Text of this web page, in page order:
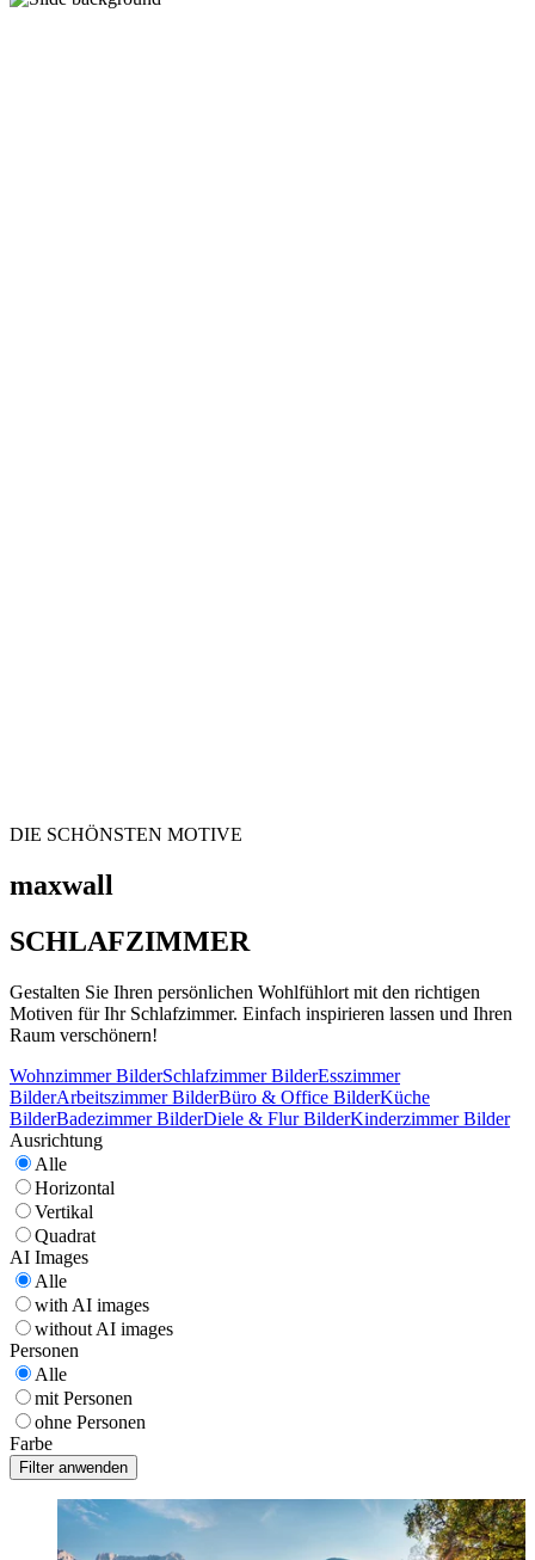
DIE SCHÖNSTEN MOTIVE
maxwall
SCHLAFZIMMER
Gestalten Sie Ihren persönlichen Wohlfühlort mit den richtigen
Motiven für Ihr Schlafzimmer. Einfach inspirieren lassen und Ihren
Raum verschönern!
Wohnzimmer BilderSchlafzimmer BilderEsszimmer
BilderArbeitszimmer BilderBüro & Office BilderKüche
BilderBadezimmer BilderDiele & Flur BilderKinderzimmer Bilder
Ausrichtung
Alle
Horizontal
Vertikal
Quadrat
AI Images
Alle
with AI images
without AI images
Personen
Alle
mit Personen
ohne Personen
Farbe